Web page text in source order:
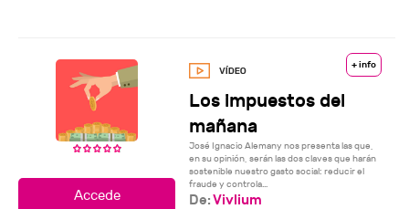
+ info
Los impuestos del
mañana
José Ignacio Alemany nos presenta las que,
en su opinión, serán las dos claves que harán
sostenible nuestro gasto social: reducir el
fraude y controla...
De:Vivlium